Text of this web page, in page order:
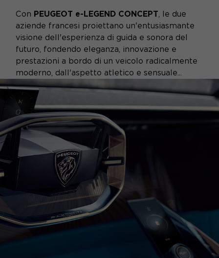
Con PEUGEOT e-LEGEND CONCEPT, le due
aziende francesi proiettano un'entusiasmante
visione dell'esperienza di guida e sonora del
futuro, fondendo eleganza, innovazione e
prestazioni a bordo di un veicolo radicalmente
moderno, dall'aspetto atletico e sensuale...